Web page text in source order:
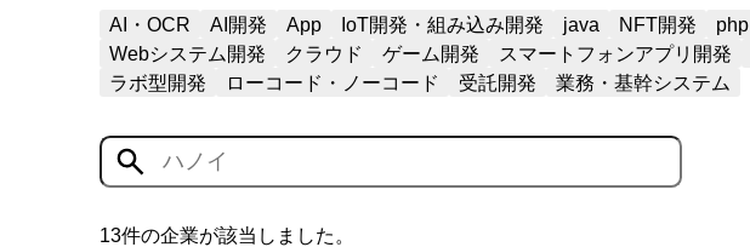
AI・OCR AI開発 App IoT開発・組み込み開発 java NFT開発 php
Webシステム開発
クラウド ゲーム開発 スマートフォンアプリ開発
ラボ型開発
ローコード・ノーコード 受託開発 業務・基幹システム
13件の企業が該当しました。